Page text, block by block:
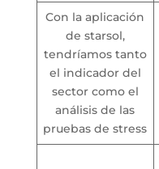
Con la aplicación
de starsol,
tendríamos tanto
el indicador del
sector como el
análisis de las
pruebas de stress